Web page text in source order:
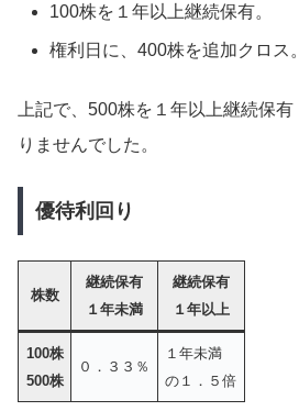
100株を１年以上継続保有。
権利日に、400株を追加クロス。
上記で、500株を１年以上継続保
りませんでした。
優待利回り
株数
継続保有
１年未満
継続保有
１年以上
100株
500株
０．３３％
１年未満
の１．５倍